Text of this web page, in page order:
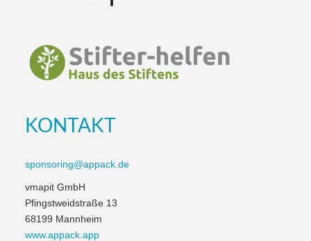
KONTAKT
sponsoring@appack.de
vmapit GmbH
Pfingstweidstraße 13
68199 Mannheim
www.appack.app